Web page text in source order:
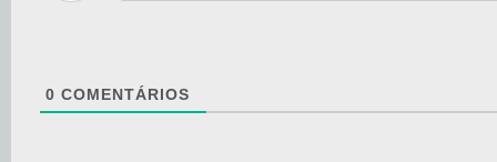
0 COMENTÁRIOS